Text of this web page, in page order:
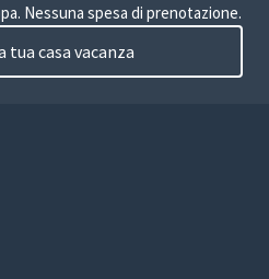
Nessuna spesa di prenotazione.
tua casa vacanza